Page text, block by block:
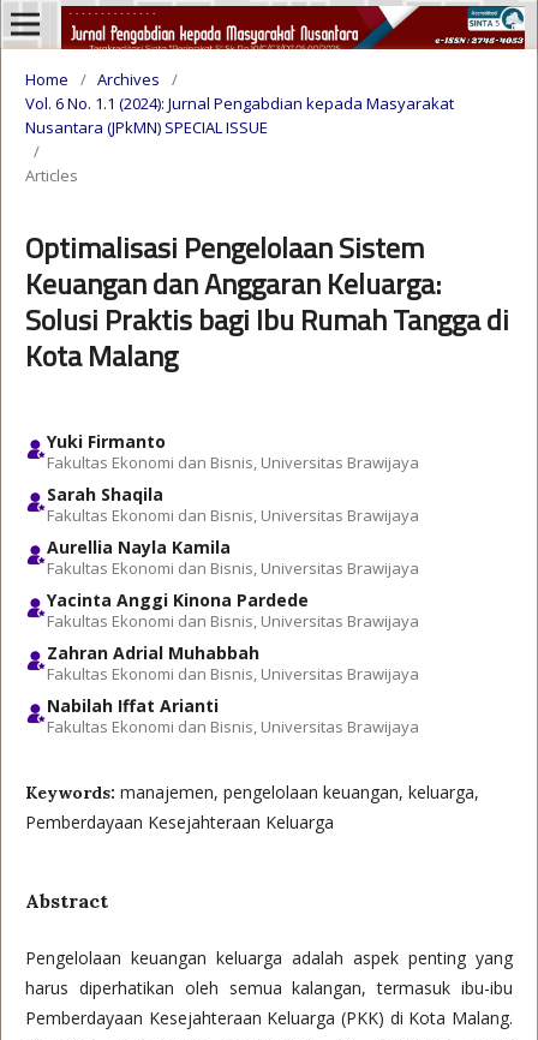
Home / Archives
/
Vol. 6 No. 1.1 (2024): Jurnal Pengabdian kepada Masyarakat
Nusantara (JPkMN) SPECIAL ISSUE
/
Articles
Optimalisasi Pengelolaan Sistem
Keuangan dan Anggaran Keluarga:
Solusi Praktis bagi Ibu Rumah Tangga di
Kota Malang
Yuki Firmanto
Fakultas Ekonomi dan Bisnis, Universitas Brawijaya
Sarah Shaqila
Fakultas Ekonomi dan Bisnis, Universitas Brawijaya
Aurellia Nayla Kamila
Fakultas Ekonomi dan Bisnis, Universitas Brawijaya
Yacinta Anggi Kinona Pardede
Fakultas Ekonomi dan Bisnis, Universitas Brawijaya
Zahran Adrial Muhabbah
Fakultas Ekonomi dan Bisnis, Universitas Brawijaya
Nabilah Iffat Arianti
Fakultas Ekonomi dan Bisnis, Universitas Brawijaya
Keywords: manajemen, pengelolaan keuangan, keluarga,
Pemberdayaan Kesejahteraan Keluarga
Abstract
Pengelolaan keuangan keluarga adalah aspek penting yang
harus diperhatikan oleh semua kalangan, termasuk ibu-ibu
Pemberdayaan Kesejahteraan Keluarga (PKK) di Kota Malang.